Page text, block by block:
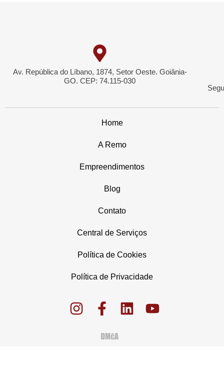
Av. República do Líbano, 1874, Setor Oeste. Goiânia-
GO. CEP: 74.115-030
Home
A Remo
Empreendimentos
Blog
Contato
Central de Serviços
Política de Cookies
Política de Privacidade